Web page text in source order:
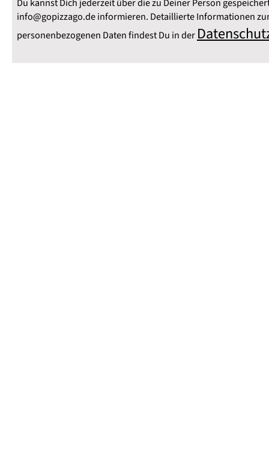
info@gopizzago.de informieren. Detaillierte Informationen
personenbezogenen Daten findest Du in der